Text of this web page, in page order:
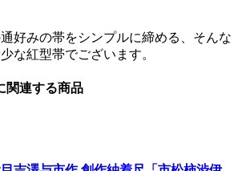
好みの帯をシンプルに締める、そんな
な紅型帯でございます。
関連する商品